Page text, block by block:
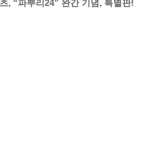
, “파뿌리24” 완간 기념, 특별판!